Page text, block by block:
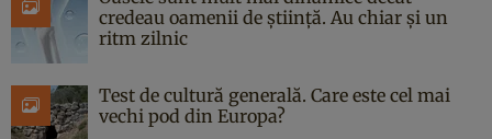
credeau oamenii de știință. Au chiar și un
ritm zilnic
Test de cultură generală. Care este cel mai
vechi pod din Europa?